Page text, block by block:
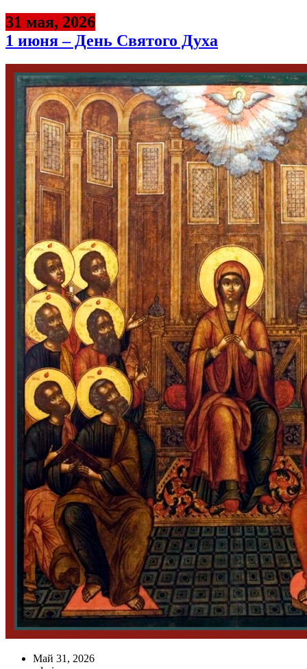
31 мая, 2026
1 июня – День Святого Духа
Май 31, 2026